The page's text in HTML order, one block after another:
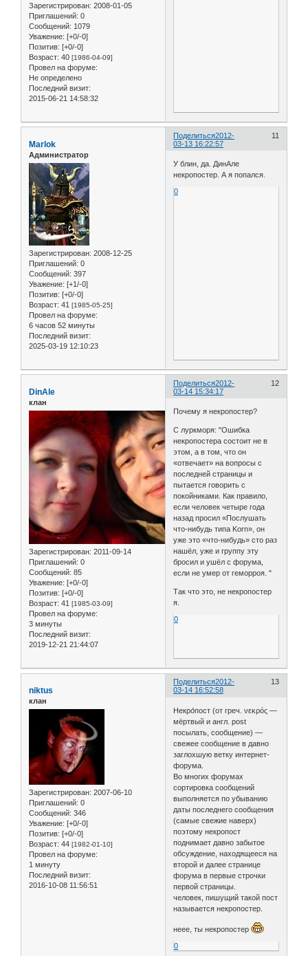
Зарегистрирован: 2008-01-05
Приглашений: 0
Сообщений: 1079
Уважение: [+0/-0]
Позитив: [+0/-0]
Возраст: 40 [1986-04-09]
Провел на форуме:
Не определено
Последний визит:
2015-06-21 14:58:32
Поделиться 11
2012-
03-13 16:22:57
Marlok
Администратор
Зарегистрирован: 2008-12-25
Приглашений: 0
Сообщений: 397
Уважение: [+1/-0]
Позитив: [+0/-0]
Возраст: 41 [1985-05-25]
Провел на форуме:
6 часов 52 минуты
Последний визит:
2025-03-19 12:10:23
У блин, да. ДинАле
некропостер. А я попался.
0
Поделиться 12
2012-
03-14 15:34:17
DinAle
клан
Зарегистрирован: 2011-09-14
Приглашений: 0
Сообщений: 85
Уважение: [+0/-0]
Позитив: [+0/-0]
Возраст: 41 [1985-03-09]
Провел на форуме:
3 минуты
Последний визит:
2019-12-21 21:44:07
Почему я некропостер?
С луркморя: "Ошибка
некропостера состоит не в
этом, а в том, что он
«отвечает» на вопросы с
последней страницы и
пытается говорить с
покойниками. Как правило,
если человек четыре года
назад просил «Послушать
что-нибудь типа Korn», он
уже это «что-нибудь» сто раз
нашёл, уже и группу эту
бросил и ушёл с форума,
если не умер от геморроя. "
Так что это, не некропостер
я.
0
Поделиться 13
2012-
03-14 16:52:58
niktus
клан
Зарегистрирован: 2007-06-10
Приглашений: 0
Сообщений: 346
Уважение: [+0/-0]
Позитив: [+0/-0]
Возраст: 44 [1982-01-10]
Провел на форуме:
1 минуту
Последний визит:
2016-10-08 11:56:51
Некро́пост (от греч. νεκρός —
мёртвый и англ. post
посылать, сообщение) —
свежее сообщение в давно
заглохшую ветку интернет-
форума.
Во многих форумах
сортировка сообщений
выполняется по убыванию
даты последнего сообщения
(самые свежие наверх)
поэтому некропост
поднимает давно забытое
обсуждение, находящееся на
второй и далее странице
форума в первые строчки
первой страницы.
человек, пишущий такой пост
называется некропостер.
неее, ты некропостер
0